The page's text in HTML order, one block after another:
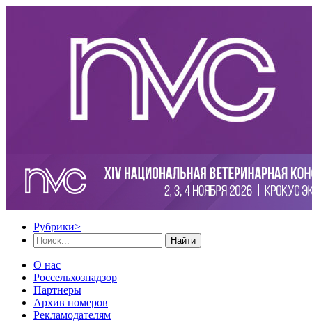
Рубрики>
Найти
О нас
Россельхознадзор
Партнеры
Архив номеров
Рекламодателям